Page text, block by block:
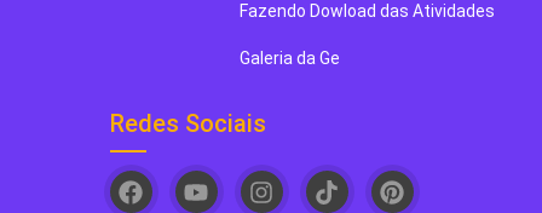
Fazendo Dowload das Atividades
Galeria da Ge
Redes Sociais